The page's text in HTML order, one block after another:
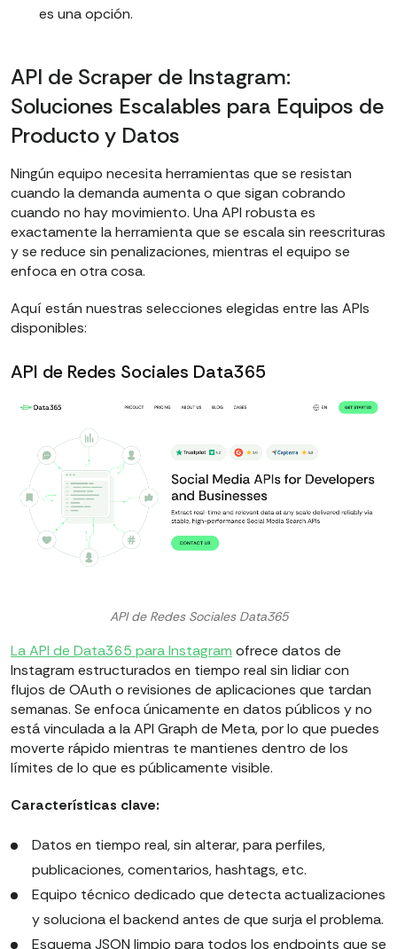
es una opción.
API de Scraper de Instagram:
Soluciones Escalables para Equipos de
Producto y Datos
Ningún equipo necesita herramientas que se resistan
cuando la demanda aumenta o que sigan cobrando
cuando no hay movimiento. Una API robusta es
exactamente la herramienta que se escala sin reescrituras
y se reduce sin penalizaciones, mientras el equipo se
enfoca en otra cosa.
Aquí están nuestras selecciones elegidas entre las APIs
disponibles:
API de Redes Sociales Data365
API de Redes Sociales Data365
La API de Data365 para Instagram ofrece datos de
Instagram estructurados en tiempo real sin lidiar con
flujos de OAuth o revisiones de aplicaciones que tardan
semanas. Se enfoca únicamente en datos públicos y no
está vinculada a la API Graph de Meta, por lo que puedes
moverte rápido mientras te mantienes dentro de los
límites de lo que es públicamente visible.
Características clave:
Datos en tiempo real, sin alterar, para perfiles,
publicaciones, comentarios, hashtags, etc.
Equipo técnico dedicado que detecta actualizaciones
y soluciona el backend antes de que surja el problema.
Esquema JSON limpio para todos los endpoints que se